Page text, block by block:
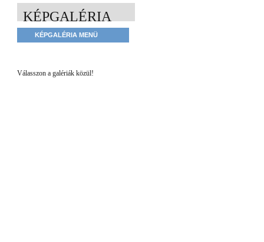
KÉPGALÉRIA
KÉPGALÉRIA MENÜ
Válasszon a galériák közül!